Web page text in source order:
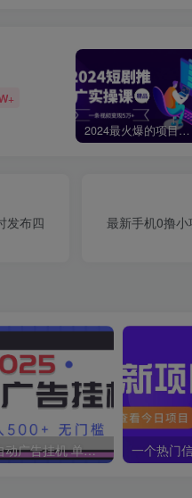
2024最火爆的项目短剧推广实操课，一条视频变现5万+【附软件工具】
发布四
最新手机0撸
2025最新全自动广告挂机 单机500+实操分享 小白可无脑操作